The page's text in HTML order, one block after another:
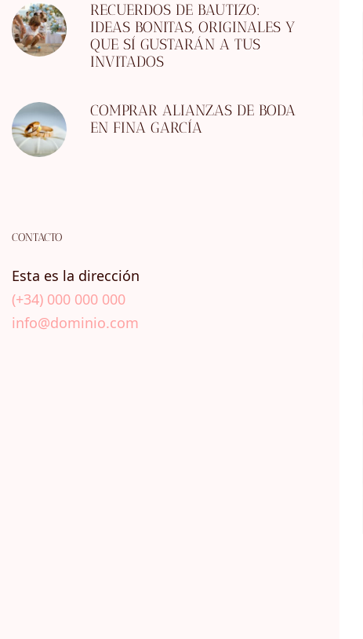
RECUERDOS DE BAUTIZO:
IDEAS BONITAS, ORIGINALES Y
QUE SÍ GUSTARÁN A TUS
INVITADOS
COMPRAR ALIANZAS DE BODA
EN FINA GARCÍA
CONTACTO
Esta es la dirección
(+34) 000 000 000
info@dominio.com